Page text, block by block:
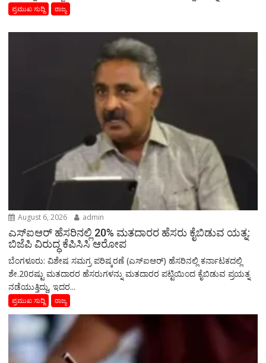
ಪ್ರಮುಖ ಸುದ್ದಿ ರಾಜ್ಯ
August 6, 2026 admin
ಎಸ್‌ಐಆರ್‌ ಹೆಸರಿನಲ್ಲಿ 20% ಮತದಾರರ ಹೆಸರು ಕೈಬಿಡುವ ಯತ್ನ:
ಬಿಜೆಪಿ ವಿರುದ್ಧ ಕೆಪಿಸಿಸಿ ಆರೋಪ
ಬೆಂಗಳೂರು: ವಿಶೇಷ ಸಮಗ್ರ ಪರಿಷ್ಕರಣೆ (ಎಸ್‌ಐಆರ್‌) ಹೆಸರಿನಲ್ಲಿ ಕರ್ನಾಟಕದಲ್ಲಿ
ಶೇ.20ರಷ್ಟು ಮತದಾರರ ಹೆಸರುಗಳನ್ನು ಮತದಾರರ ಪಟ್ಟಿಯಿಂದ ಕೈಬಿಡುವ ಪ್ರಯತ್ನ
ನಡೆಯುತ್ತಿದ್ದು, ಇದರ...
ಪ್ರಮುಖ ಸುದ್ದಿ ರಾಜ್ಯ